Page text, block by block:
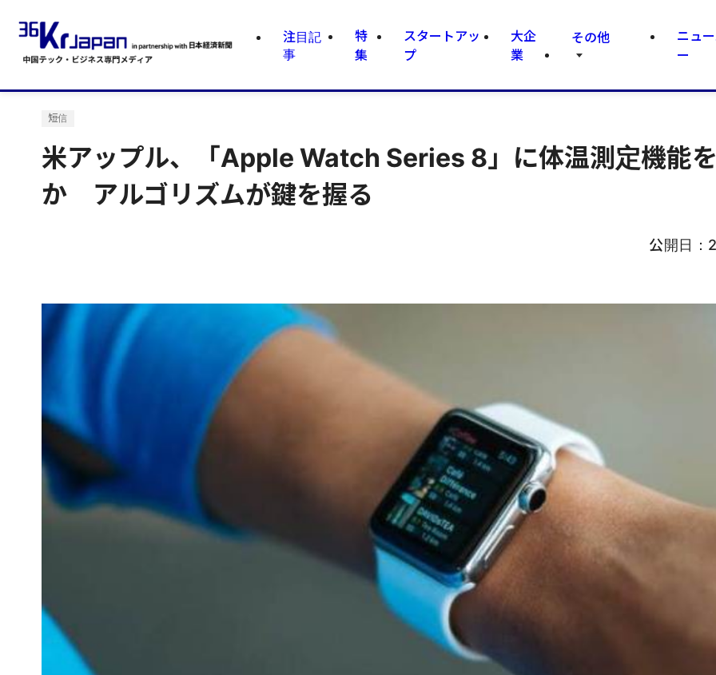
注目記
事
特
集
スタートアッ
プ
大企
業
その他
ニュ
ー
短信
米アップル、「Apple Watch Series 8」に体温測定機能
か アルゴリズムが鍵を握る
公開日：